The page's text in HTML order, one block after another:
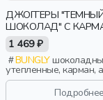
ДЖОГГЕРЫ
ШОКОЛАД" С
УТЕПЛЕННЫЕ
1 469 ₽
BUNGLYшоколадный, россия,
утепленные, карман,
девочки, малыши,
Подробнее